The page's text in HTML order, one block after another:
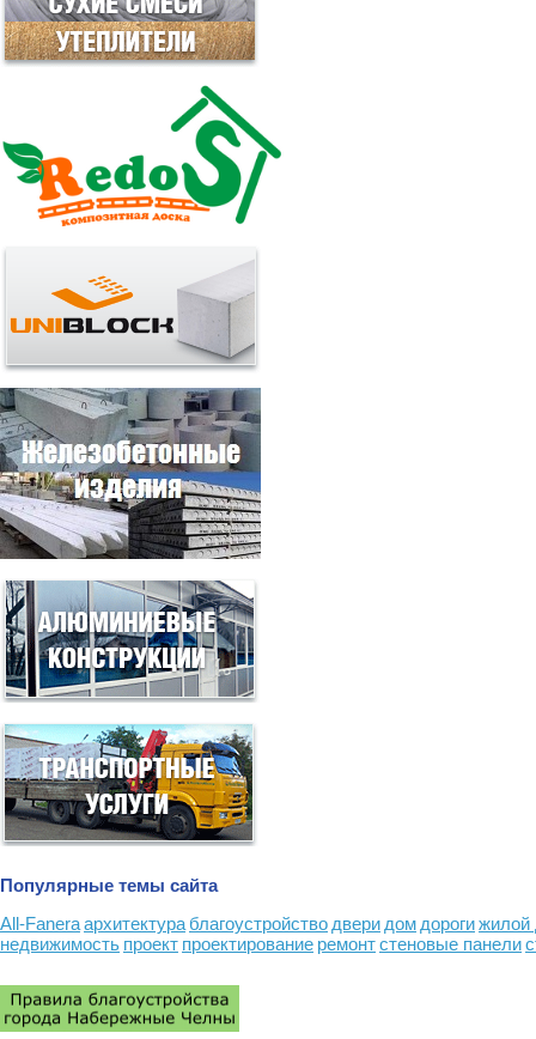
Популярные темы сайта
All-Faneraархитектура благоустройство двери дом дорогижилой
недвижимость проект проектирование ремонтстеновые панели